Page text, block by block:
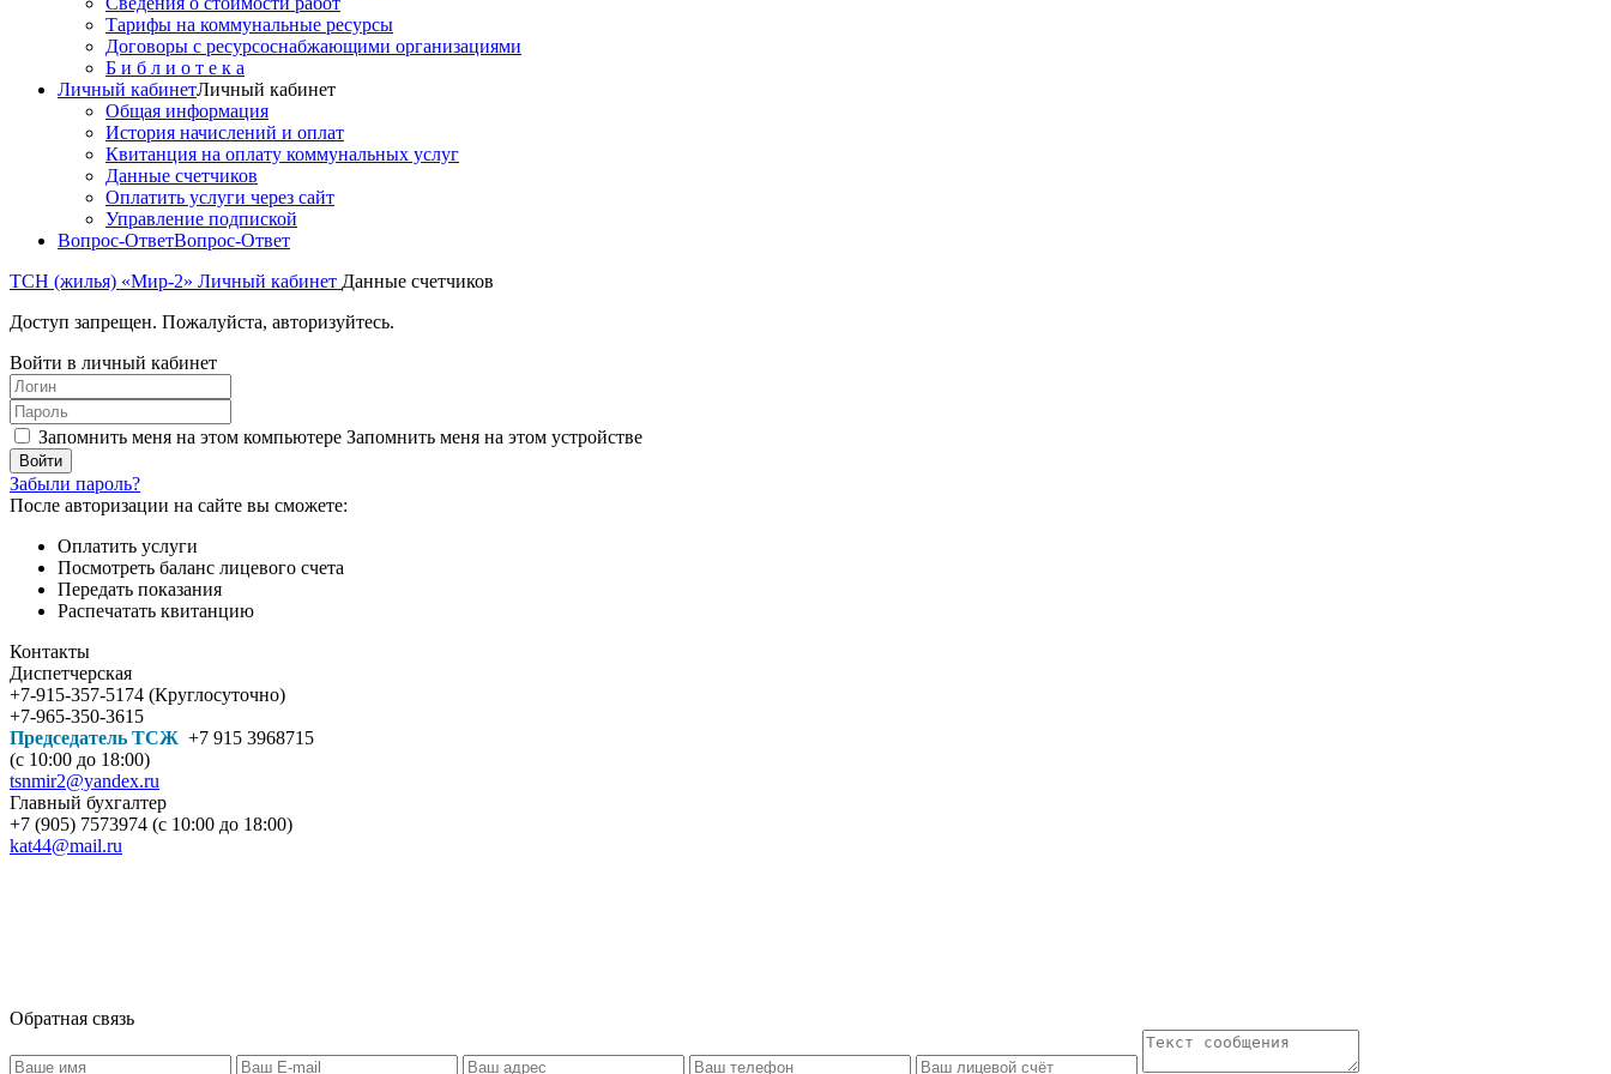
Тарифы на коммунальные ресурсы
Договоры c ресурсоснабжающими организациями
Б и б л и о т е к а
Личный кабинетЛичный кабинет
Общая информация
История начислений и оплат
Квитанция на оплату коммунальных услуг
Данные счетчиков
Оплатить услуги через сайт
Управление подпиской
Вопрос-ОтветВопрос-Ответ
ТСН (жилья) «Мир-2» Личный кабинет Данные счетчиков
Доступ запрещен. Пожалуйста, авторизуйтесь.
Войти в личный кабинет
Запомнить меня на этом компьютере Запомнить меня на этом устройстве
Забыли пароль?
После авторизации на сайте вы сможете:
Оплатить услуги
Посмотреть баланс лицевого счета
Передать показания
Распечатать квитанцию
Контакты
Диспетчерская
+7-915-357-5174 (Круглосуточно)
+7-965-350-3615
Председатель ТСЖ +7 915 3968715
(с 10:00 до 18:00)
tsnmir2@yandex.ru
Главный бухгалтер
+7 (905) 7573974 (с 10:00 до 18:00)
kat44@mail.ru
Обратная связь